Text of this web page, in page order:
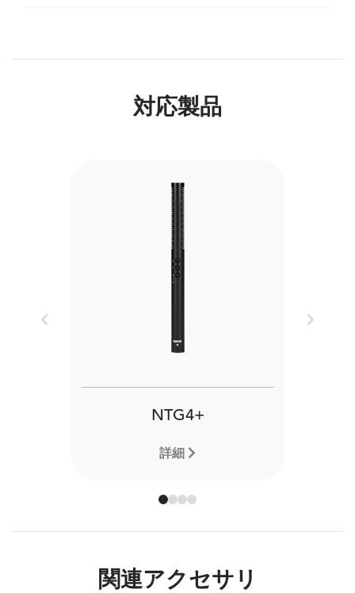
対応製品
NTG4+
詳細
Previous Next
関連アクセサリ